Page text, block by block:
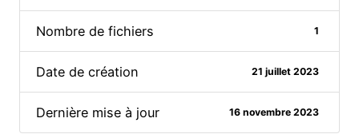
Nombre de fichiers 1
Date de création 21 juillet 2023
Dernière mise à jour 16 novembre 2023